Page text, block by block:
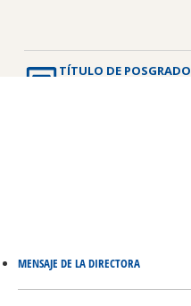
TÍTULO DE POSGRADO
MENSAJE DE LA DIRECTORA